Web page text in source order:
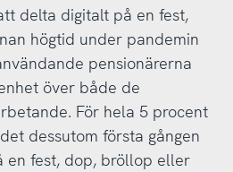
delta digitalt på en fest,
högtid under pandemin
pensionärerna
över både de
För hela 5 procent
dessutom första gången
en fest, dop, bröllop eller